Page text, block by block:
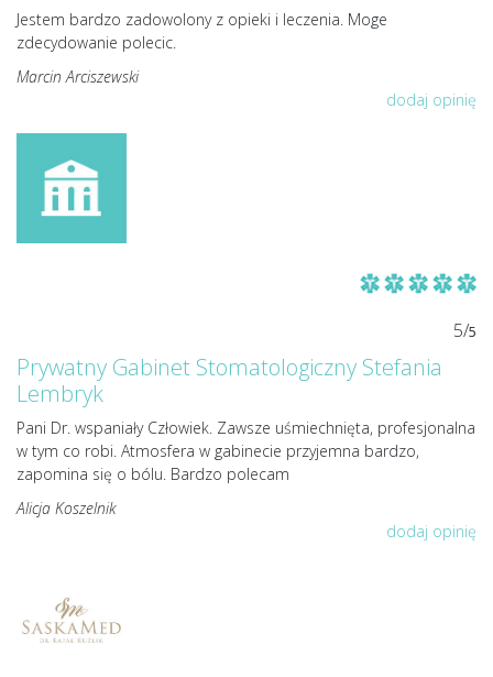
Jestem bardzo zadowolony z opieki i leczenia. Moge
zdecydowanie polecic.
Marcin Arciszewski
dodaj opinię
5/5
Prywatny Gabinet Stomatologiczny Stefania
Lembryk
Pani Dr. wspaniały Człowiek. Zawsze uśmiechnięta, profesjonalna
w tym co robi. Atmosfera w gabinecie przyjemna bardzo,
zapomina się o bólu. Bardzo polecam
Alicja Koszelnik
dodaj opinię